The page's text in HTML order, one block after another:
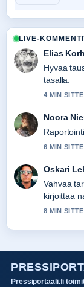
LIVE-
Elias
Hyvaa
tasalla.
4 MIN
Noora
6 MIN
Oskari
Vahvaa
kirjoittaa
8 MIN
Pressiportaali.fi